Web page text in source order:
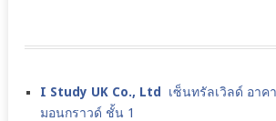
I Study UK Co., Ltd เซ็นทรัลเวิลด์ อาค
มอนกราวด์ ชั้น 1